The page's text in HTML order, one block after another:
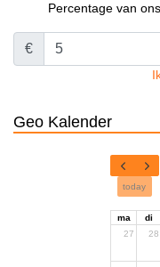
Percentage van
€
Geo Kalender
today
ma di
27
28